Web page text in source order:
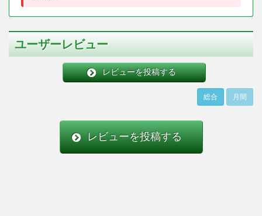
ユーザーレビュー
レビューを投稿する
総合 月間
レビューを投稿する